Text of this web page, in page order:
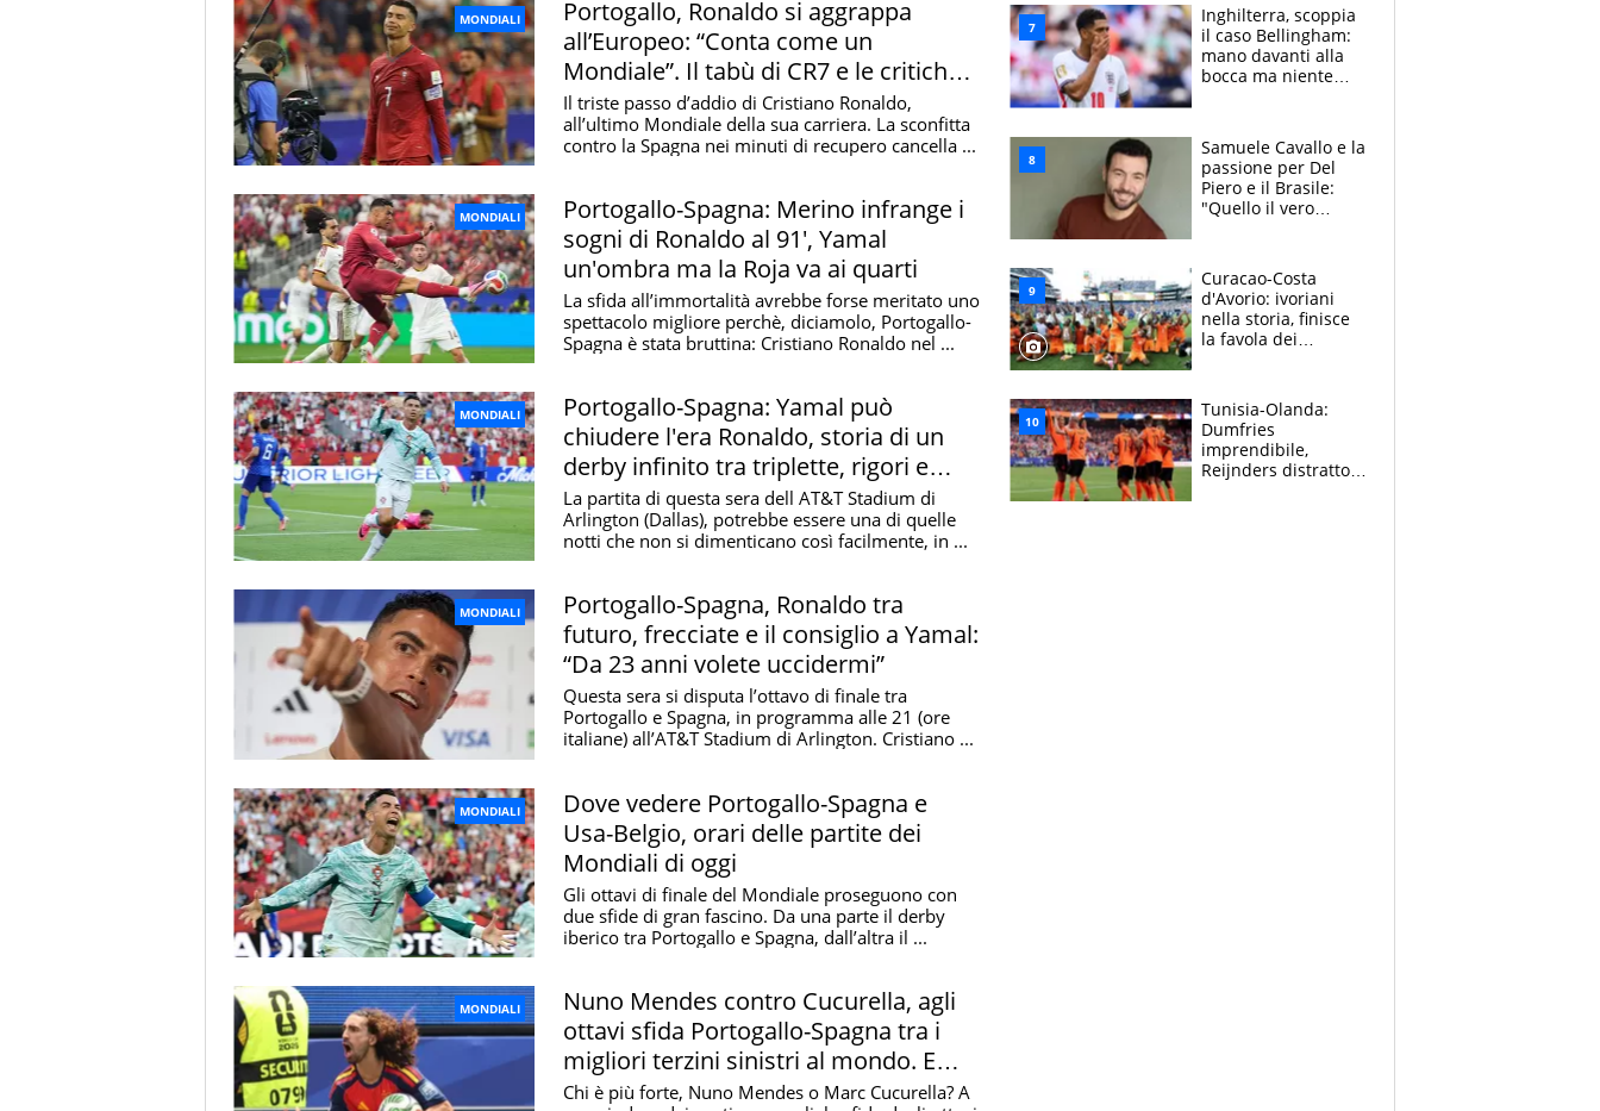
MONDIALI
Portogallo, Ronaldo si aggrappa
all’Europeo: “Conta come un
Mondiale”. Il tabù di CR7 e le critiche
feroci
Il triste passo d’addio di Cristiano Ronaldo,
all’ultimo Mondiale della sua carriera. La sconfitta
contro la Spagna nei minuti di recupero cancella ...
MONDIALI
Portogallo-Spagna: Merino infrange i
sogni di Ronaldo al 91', Yamal
un'ombra ma la Roja va ai quarti
La sfida all’immortalità avrebbe forse meritato uno
spettacolo migliore perchè, diciamolo, Portogallo-
Spagna è stata bruttina: Cristiano Ronaldo nel ...
MONDIALI
Portogallo-Spagna: Yamal può
chiudere l'era Ronaldo, storia di un
derby infinito tra triplette, rigori e
dispetti
La partita di questa sera dell AT&T Stadium di
Arlington (Dallas), potrebbe essere una di quelle
notti che non si dimenticano così facilmente, in ...
MONDIALI
Portogallo-Spagna, Ronaldo tra
futuro, frecciate e il consiglio a Yamal:
“Da 23 anni volete uccidermi”
Questa sera si disputa l’ottavo di finale tra
Portogallo e Spagna, in programma alle 21 (ore
italiane) all’AT&T Stadium di Arlington. Cristiano ...
MONDIALI
Dove vedere Portogallo-Spagna e
Usa-Belgio, orari delle partite dei
Mondiali di oggi
Gli ottavi di finale del Mondiale proseguono con
due sfide di gran fascino. Da una parte il derby
iberico tra Portogallo e Spagna, dall’altra il ...
MONDIALI
Nuno Mendes contro Cucurella, agli
ottavi sfida Portogallo-Spagna tra i
migliori terzini sinistri al mondo. E
Dimarco con l’Italia sta a guardare
Chi è più forte, Nuno Mendes o Marc Cucurella? A
Inghilterra, scoppia
il caso Bellingham:
mano davanti alla
bocca ma niente
alla FIFA
Samuele Cavallo e la
passione per Del
Piero e il Brasile:
"Quello il vero
Curacao-Costa
d'Avorio: ivoriani
nella storia, finisce
la favola dei
Tunisia-Olanda:
Dumfries
imprendibile,
Reijnders distratto,